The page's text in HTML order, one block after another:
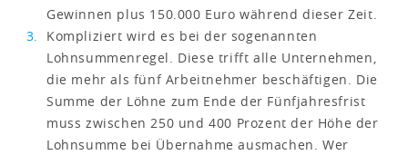
Gewinnen plus 150.000 Euro während dieser Zeit.
Kompliziert wird es bei der sogenannten
Lohnsummenregel. Diese trifft alle Unternehmen,
die mehr als fünf Arbeitnehmer beschäftigen. Die
Summe der Löhne zum Ende der Fünfjahresfrist
muss zwischen 250 und 400 Prozent der Höhe der
Lohnsumme bei Übernahme ausmachen. Wer